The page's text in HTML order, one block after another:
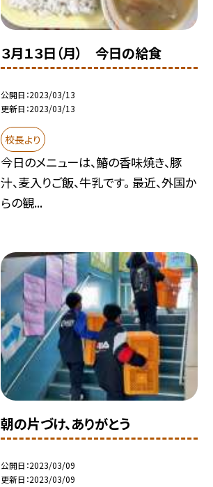
３月１３日（月） 今日の給食
公開日 2023/03/13
更新日 2023/03/13
校長より
今日のメニューは、鰆の香味焼き、豚
汁、麦入りご飯、牛乳です。 最近、外国か
らの観...
朝の片づけ、ありがとう
公開日 2023/03/09
更新日 2023/03/09